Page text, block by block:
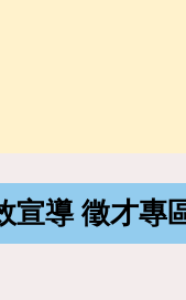
宣導 徵才專